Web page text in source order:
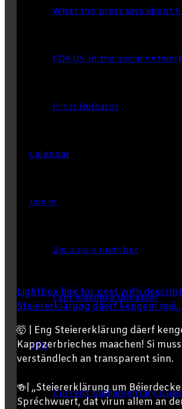
What the press says about
FOKUS. in the social
Press Releases
Calendar
Join in
Become a member
I am making a donation
Info
Current parliamentary
Lightbox link for post with
Steiererklärung däerf kengem méi...
🤯 | Eng Steiererklärung däerf
Kappzerbrieches maachen! Si
verständlech an transparent sinn.
🍻| „Steiererklärung um
Spréchwuert, dat virun allem an